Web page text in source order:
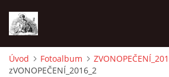
ÚVOD
Úvod Fotoalbum
zVONOPEČENÍ_2016_2